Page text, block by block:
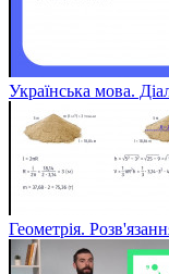
Українська мова.
Геометрія.